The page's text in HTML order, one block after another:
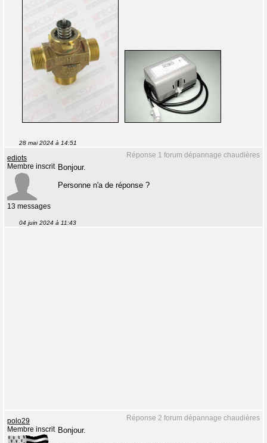
28 mai 2024 à 14:51
Réponse 1 forum dépannage chaudières
ediots
Membre inscrit
13 messages
Bonjour.
Personne n'a de réponse ?
04 juin 2024 à 11:43
Réponse 2 forum dépannage chaudières
polo29
Membre inscrit Bonjour.